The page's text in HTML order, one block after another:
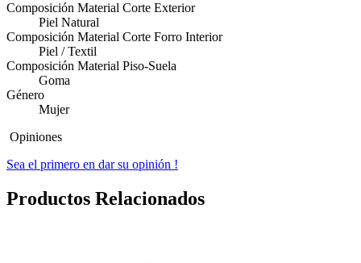
Composición Material Corte Exterior
Piel Natural
Composición Material Corte Forro Interior
Piel / Textil
Composición Material Piso-Suela
Goma
Género
Mujer
Opiniones
Sea el primero en dar su opinión !
Productos Relacionados